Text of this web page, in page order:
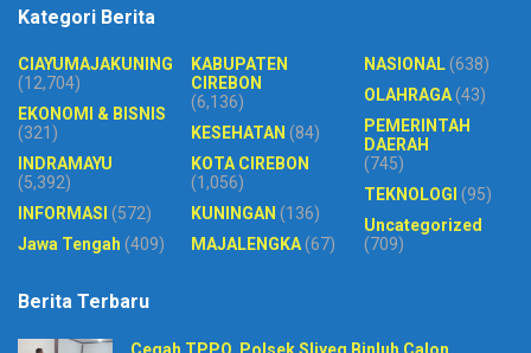
Kategori Berita
CIAYUMAJAKUNING
(12,704)
EKONOMI & BISNIS
(321)
INDRAMAYU
(5,392)
INFORMASI (572)
Jawa Tengah (409)
KABUPATEN
CIREBON
(6,136)
KESEHATAN (84)
KOTA CIREBON
(1,056)
KUNINGAN (136)
MAJALENGKA(67)
NASIONAL(638)
OLAHRAGA(43)
PEMERINTAH
DAERAH
(745)
TEKNOLOGI (95)
Uncategorized
(709)
Berita Terbaru